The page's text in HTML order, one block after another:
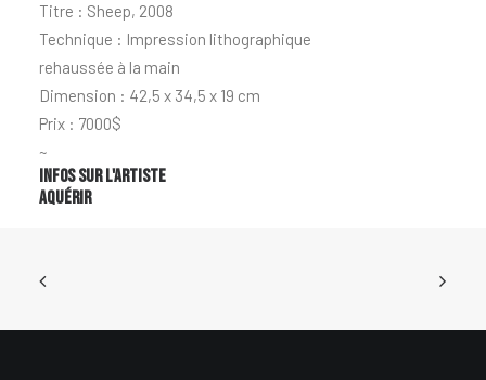
Titre : Sheep, 2008
Technique : Impression lithographique
rehaussée à la main
Dimension : 42,5 x 34,5 x 19 cm
Prix : 7000$
~
Infos sur l'artiste
Aquérir